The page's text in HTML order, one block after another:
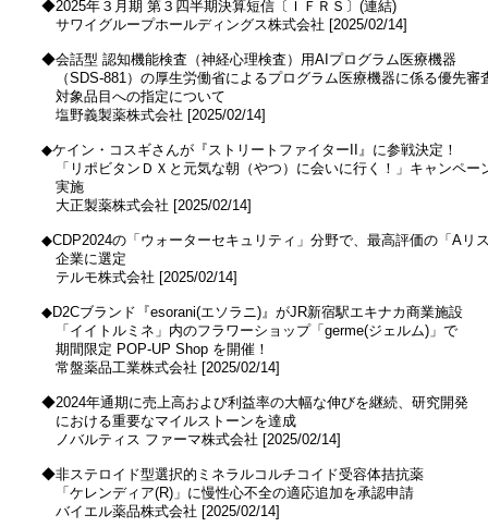
◆2025年３月期 第３四半期決算短信〔ＩＦＲＳ〕(連結)
サワイグループホールディングス株式会社 [2025/02/14]
◆会話型 認知機能検査（神経心理検査）用AIプログラム医療機器
（SDS-881）の厚生労働省によるプログラム医療機器に係る優先審
対象品目への指定について
塩野義製薬株式会社 [2025/02/14]
◆ケイン・コスギさんが『ストリートファイターII』に参戦決定！
「リポビタンＤＸと元気な朝（やつ）に会いに行く！」キャンペー
実施
大正製薬株式会社 [2025/02/14]
◆CDP2024の「ウォーターセキュリティ」分野で、最高評価の「Aリ
企業に選定
テルモ株式会社 [2025/02/14]
◆D2Cブランド『esorani(エソラニ)』がJR新宿駅エキナカ商業施設
「イイトルミネ」内のフラワーショップ「germe(ジェルム)」で
期間限定 POP-UP Shop を開催！
常盤薬品工業株式会社 [2025/02/14]
◆2024年通期に売上高および利益率の大幅な伸びを継続、研究開発
における重要なマイルストーンを達成
ノバルティス ファーマ株式会社 [2025/02/14]
◆非ステロイド型選択的ミネラルコルチコイド受容体拮抗薬
「ケレンディア(R)」に慢性心不全の適応追加を承認申請
バイエル薬品株式会社 [2025/02/14]